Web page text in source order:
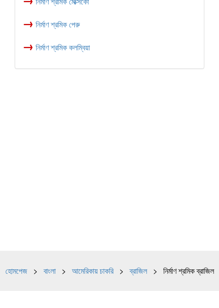
→ নির্মাণ শ্রমিক পেরু
→ নির্মাণ শ্রমিক কলম্বিয়া
হোমপেজ> বাংলা> আমেরিকায় চাকরি>ব্রাজিল> নির্মাণ শ্রমিক ব্রাজিল